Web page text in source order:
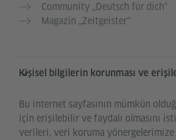
Community „Deutsch für dich“
Magazin „Zeitgeister“
Kişisel bilgilerin korunması ve
Bu internet sayfasının mümkün
için erişilebilir ve faydalı olmasını
verileri, veri koruma